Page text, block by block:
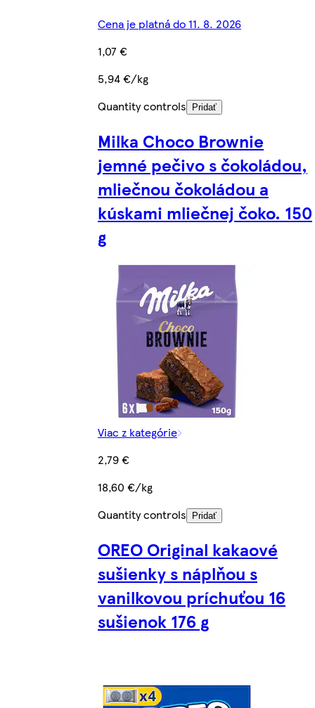
Cena je platná do 11. 8. 2026
1,07 €
5,94 €/kg
Quantity controls
Pridať
Milka Choco Brownie
jemné pečivo s čokoládou,
mliečnou čokoládou a
kúskami mliečnej čoko. 150
g
Viac z kategórie
2,79 €
18,60 €/kg
Quantity controls
Pridať
OREO Original kakaové
sušienky s náplňou s
vanilkovou príchuťou 16
sušienok 176 g